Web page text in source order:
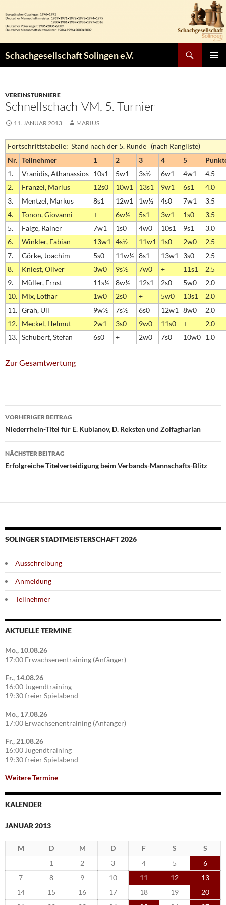
Inhalt
springen
Schachgesellschaft Solingen e.V.
VEREINSTURNIERE
Schnellschach-VM, 5. Turnier
11. JANUAR 2013 MARIUS
Fortschrittstabelle: Stand nach der 5. Runde (nach Rangliste)
Nr. Teilnehmer 1 2 3 4 5
1.
Vranidis, Athanassios 10s1 5w1 3s½ 6w1 4w1
4.5
2.
Fränzel, Marius 12s0 10w1 13s1 9w1 6s1
4.0
3.
Mentzel, Markus 8s1 12w1 1w½ 4s0 7w1
3.5
4.
Tonon, Giovanni + 6w½ 5s1 3w1 1s0
3.5
5.
Falge, Rainer 7w1 1s0 4w0 10s1 9s1
3.0
6.
Winkler, Fabian 13w1 4s½ 11w1 1s0 2w0
2.5
7.
Görke, Joachim 5s0 11w½ 8s1 13w1 3s0
2.5
8.
Kniest, Oliver 3w0 9s½ 7w0 + 11s1
2.5
9.
Müller, Ernst 11s½ 8w½ 12s1 2s0 5w0
2.0
10. Mix, Lothar 1w0 2s0 + 5w0 13s1
2.0
11. Grah, Uli 9w½ 7s½ 6s0 12w1 8w0
2.0
12. Meckel, Helmut 2w1 3s0 9w0 11s0 +
2.0
13. Schubert, Stefan 6s0 + 2w0 7s0 10w0 1.0
Zur Gesamtwertung
Beitragsnavigation
VORHERIGER BEITRAG
Niederrhein-Titel für E. Kublanov, D. Reksten und Zolfagharian
NÄCHSTER BEITRAG
Erfolgreiche Titelverteidigung beim Verbands-Mannschafts-Blitz
SOLINGER STADTMEISTERSCHAFT 2026
Ausschreibung
Anmeldung
Teilnehmer
AKTUELLE TERMINE
Mo., 10.08.26
17:00 Erwachsenentraining (Anfänger)
Fr., 14.08.26
16:00 Jugendtraining
19:30 freier Spielabend
Mo., 17.08.26
17:00 Erwachsenentraining (Anfänger)
Fr., 21.08.26
16:00 Jugendtraining
19:30 freier Spielabend
Weitere Termine
KALENDER
JANUAR 2013
M D M D F S
S
1
2 3 4 5
6
7
8 9 10 11 12
13
14
15 16 17 18 19
20